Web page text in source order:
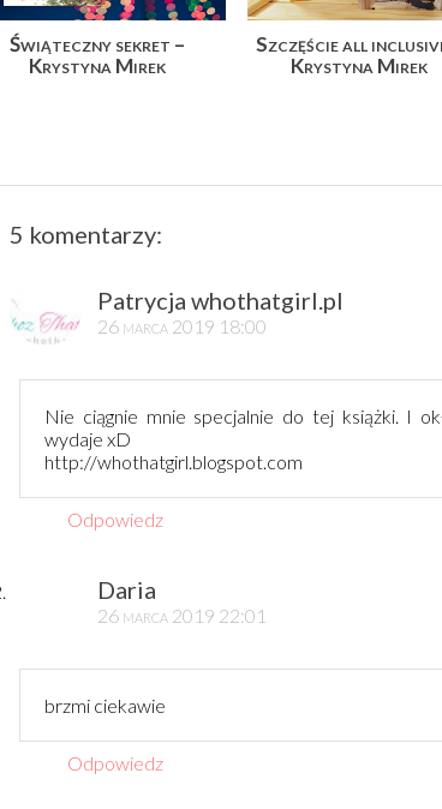
Świąteczny sekret –
Krystyna Mirek
Szczęście all
Krystyna Mirek
5 komentarzy:
Patrycja whothatgirl.pl
26 marca 2019 18:00
Nie ciągnie mnie specjalnie do tej książki. I
wydaje xD
http://whothatgirl.blogspot.com
Odpowiedz
Daria
26 marca 2019 22:01
brzmi ciekawie
Odpowiedz